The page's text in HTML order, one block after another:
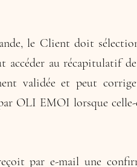
le Client doit
accéder au récapitulatif
validée et peut
OLI EMOI lorsque
par e-mail une